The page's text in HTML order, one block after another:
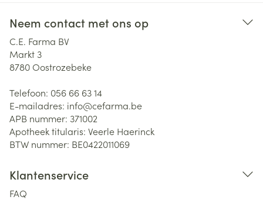
Neem contact met ons op
C.E. Farma BV
Markt 3
8780Oostrozebeke
Telefoon: 056 66 63 14
E-mailadres: info@cefarma.be
APB nummer: 371002
Apotheek titularis: Veerle Haerinck
BTW nummer: BE0422011069
Klantenservice
FAQ